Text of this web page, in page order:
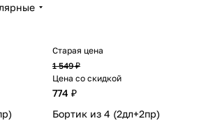
Старая цена
1 549 ₽
Цена со скидкой
774 ₽
Бортик из 4 (2дл+2пр)